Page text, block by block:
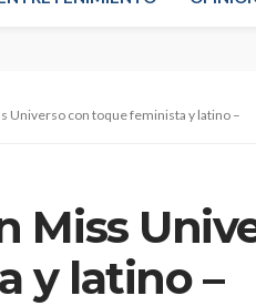
Universo con toque feminista y latino –
Miss
y latino –